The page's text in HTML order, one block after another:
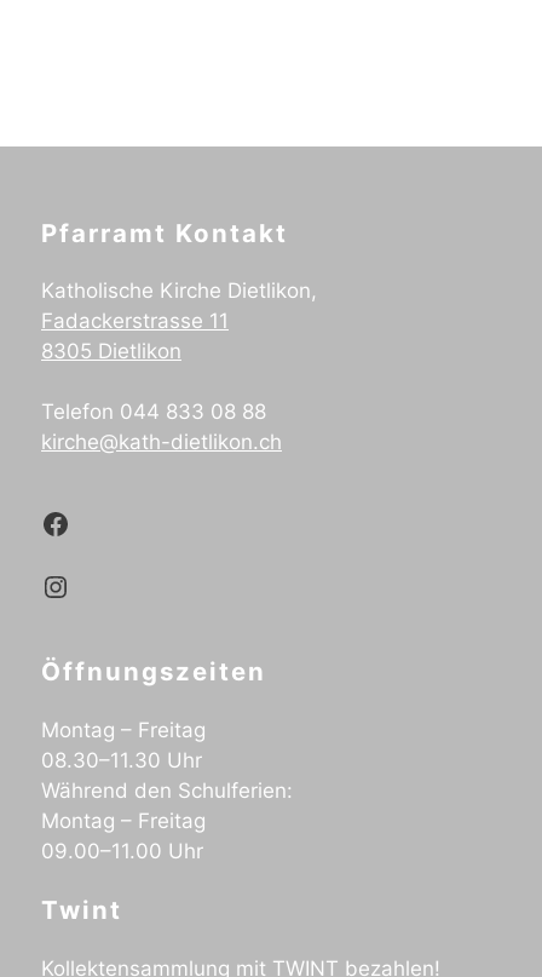
Pfarramt Kontakt
Katholische Kirche Dietlikon,
Fadackerstrasse 11
8305 Dietlikon
Telefon 044 833 08 88
kirche@kath-dietlikon.ch
Kath.Dietlikon Facebook
Kath.Dietlikon Instagram
Öffnungszeiten
Montag – Freitag
08.30–11.30 Uhr
Während den Schulferien:
Montag – Freitag
09.00–11.00 Uhr
Twint
Kollektensammlung mit TWINT bezahlen!